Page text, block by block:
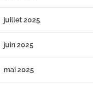
juillet 2025
juin 2025
mai 2025